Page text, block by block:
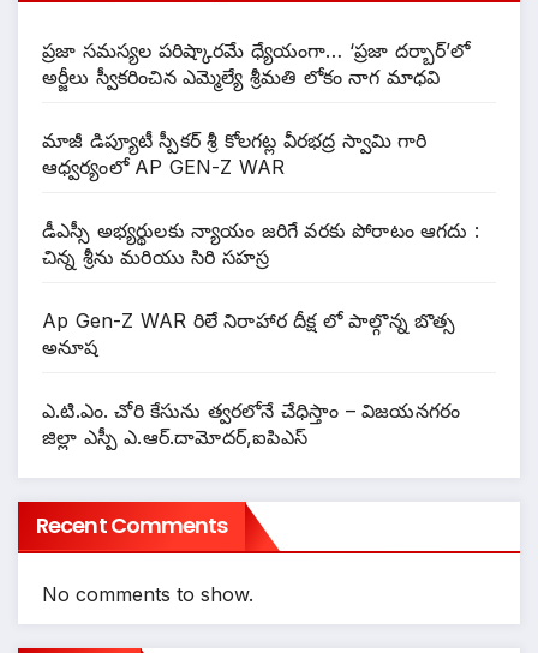
ప్రజా సమస్యల పరిష్కారమే ధ్యేయంగా… ‘ప్రజా దర్బార్’లో
అర్జీలు స్వీకరించిన ఎమ్మెల్యే శ్రీమతి లోకం నాగ మాధవి
మాజీ డిప్యూటీ స్పీకర్ శ్రీ కోలగట్ల వీరభద్ర స్వామి గారి
ఆధ్వర్యంలో AP GEN-Z WAR
డీఎస్సీ అభ్యర్థులకు న్యాయం జరిగే వరకు పోరాటం ఆగదు :
చిన్న శ్రీను మరియు సిరి సహస్ర
Ap Gen-Z WAR రిలే నిరాహార దీక్ష లో పాల్గొన్న బొత్స
అనూష
ఎ.టి.ఎం. చోరి కేసును త్వరలోనే చేధిస్తాం – విజయనగరం
జిల్లా ఎస్పీ ఎ.ఆర్.దామోదర్,ఐపిఎస్
Recent Comments
No comments to show.